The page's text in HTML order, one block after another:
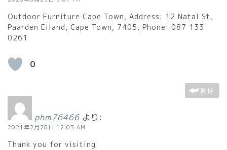
Outdoor Furniture Cape Town, Address: 12 Natal St,
Paarden Eiland, Cape Town, 7405, Phone: 087 133
0261
0
返信
phm76466 より:
2021年2月28日 12:03 AM
Thank you for visiting.